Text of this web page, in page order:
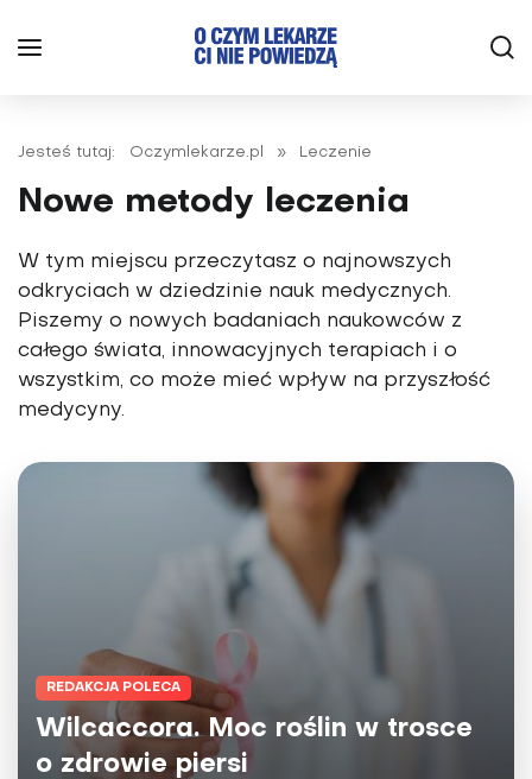
Jesteś tutaj: Oczymlekarze.pl » Leczenie
Nowe metody leczenia
W tym miejscu przeczytasz o najnowszych
odkryciach w dziedzinie nauk medycznych.
Piszemy o nowych badaniach naukowców z
całego świata, innowacyjnych terapiach i o
wszystkim, co może mieć wpływ na przyszłość
medycyny.
REDAKCJA POLECA
Herbaty Big-Active - naturalne
źródło dobrej energii dla umysłu i
ciała